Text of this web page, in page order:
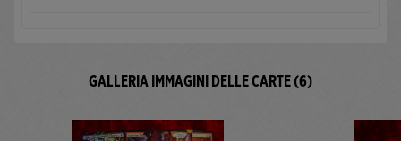
GALLERIA IMMAGINI DELLE CARTE (6)